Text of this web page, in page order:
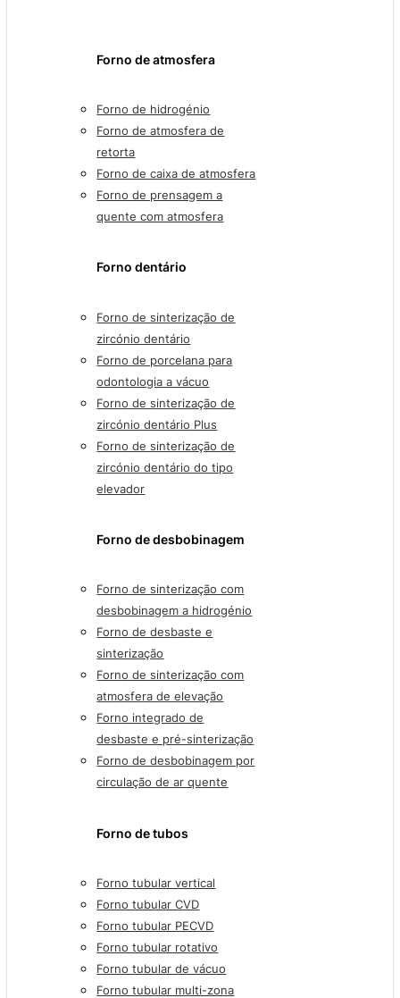
Forno de atmosfera
Forno de hidrogénio
Forno de atmosfera de
retorta
Forno de caixa de atmosfera
Forno de prensagem a
quente com atmosfera
Forno dentário
Forno de sinterização de
zircónio dentário
Forno de porcelana para
odontologia a vácuo
Forno de sinterização de
zircónio dentário Plus
Forno de sinterização de
zircónio dentário do tipo
elevador
Forno de desbobinagem
Forno de sinterização com
desbobinagem a hidrogénio
Forno de desbaste e
sinterização
Forno de sinterização com
atmosfera de elevação
Forno integrado de
desbaste e pré-sinterização
Forno de desbobinagem por
circulação de ar quente
Forno de tubos
Forno tubular vertical
Forno tubular CVD
Forno tubular PECVD
Forno tubular rotativo
Forno tubular de vácuo
Forno tubular multi-zona